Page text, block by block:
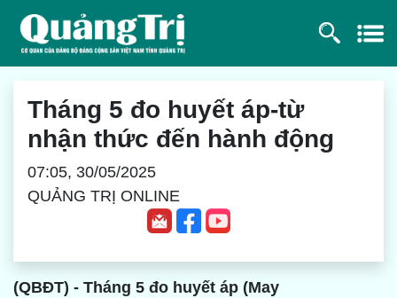
Tháng 5 đo huyết áp-từ
nhận thức đến hành động
07:05, 30/05/2025
QUẢNG TRỊ ONLINE
(QBĐT) - Tháng 5 đo huyết áp (May